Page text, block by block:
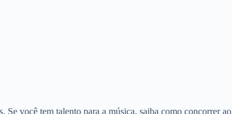
Se você tem talento para a música, saiba como concorrer ao